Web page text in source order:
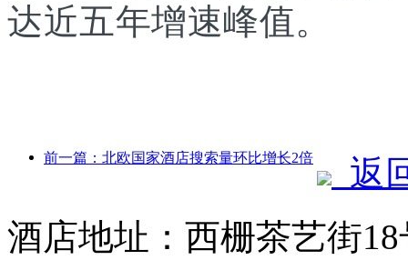
达近五年增速峰值。
前一篇：北欧国家酒店搜索量环比增长2倍
返
酒店地址：西栅茶艺街